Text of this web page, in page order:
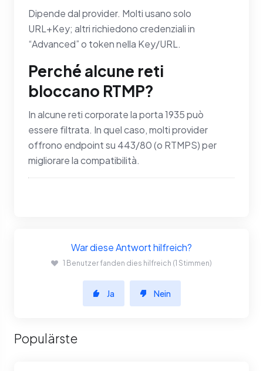
Dipende dal provider. Molti usano solo
URL+Key; altri richiedono credenziali in
“Advanced” o token nella Key/URL.
Perché alcune reti
bloccano RTMP?
In alcune reti corporate la porta 1935 può
essere filtrata. In quel caso, molti provider
offrono endpoint su 443/80 (o RTMPS) per
migliorare la compatibilità.
War diese Antwort hilfreich?
1 Benutzer fanden dies hilfreich (1 Stimmen)
Ja Nein
Populärste